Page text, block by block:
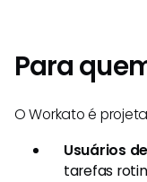
Para
O Workato é
Usuários
tarefas